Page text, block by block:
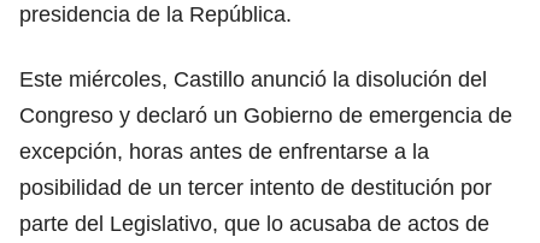
presidencia de la República.
Este miércoles, Castillo anunció la disolución del
Congreso y declaró un Gobierno de emergencia de
excepción, horas antes de enfrentarse a la
posibilidad de un tercer intento de destitución por
parte del Legislativo, que lo acusaba de actos de